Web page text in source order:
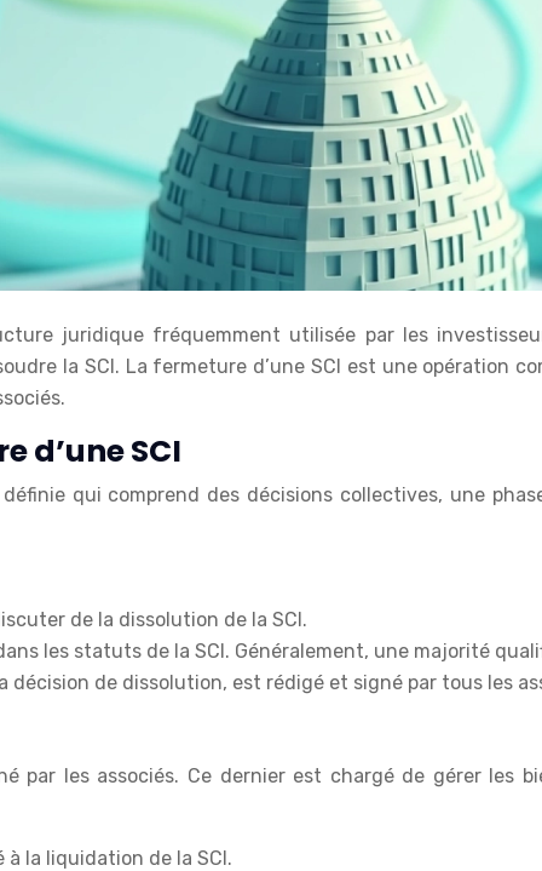
juridique fréquemment utilisée par les
la SCI. La fermeture d’une SCI est une opération
d’une SCI
qui comprend des décisions collectives, une
de la dissolution de la SCI.
les statuts de la SCI. Généralement, une majorité
de dissolution, est rédigé et signé par tous les
par les associés. Ce dernier est chargé de gérer les
la liquidation de la SCI.